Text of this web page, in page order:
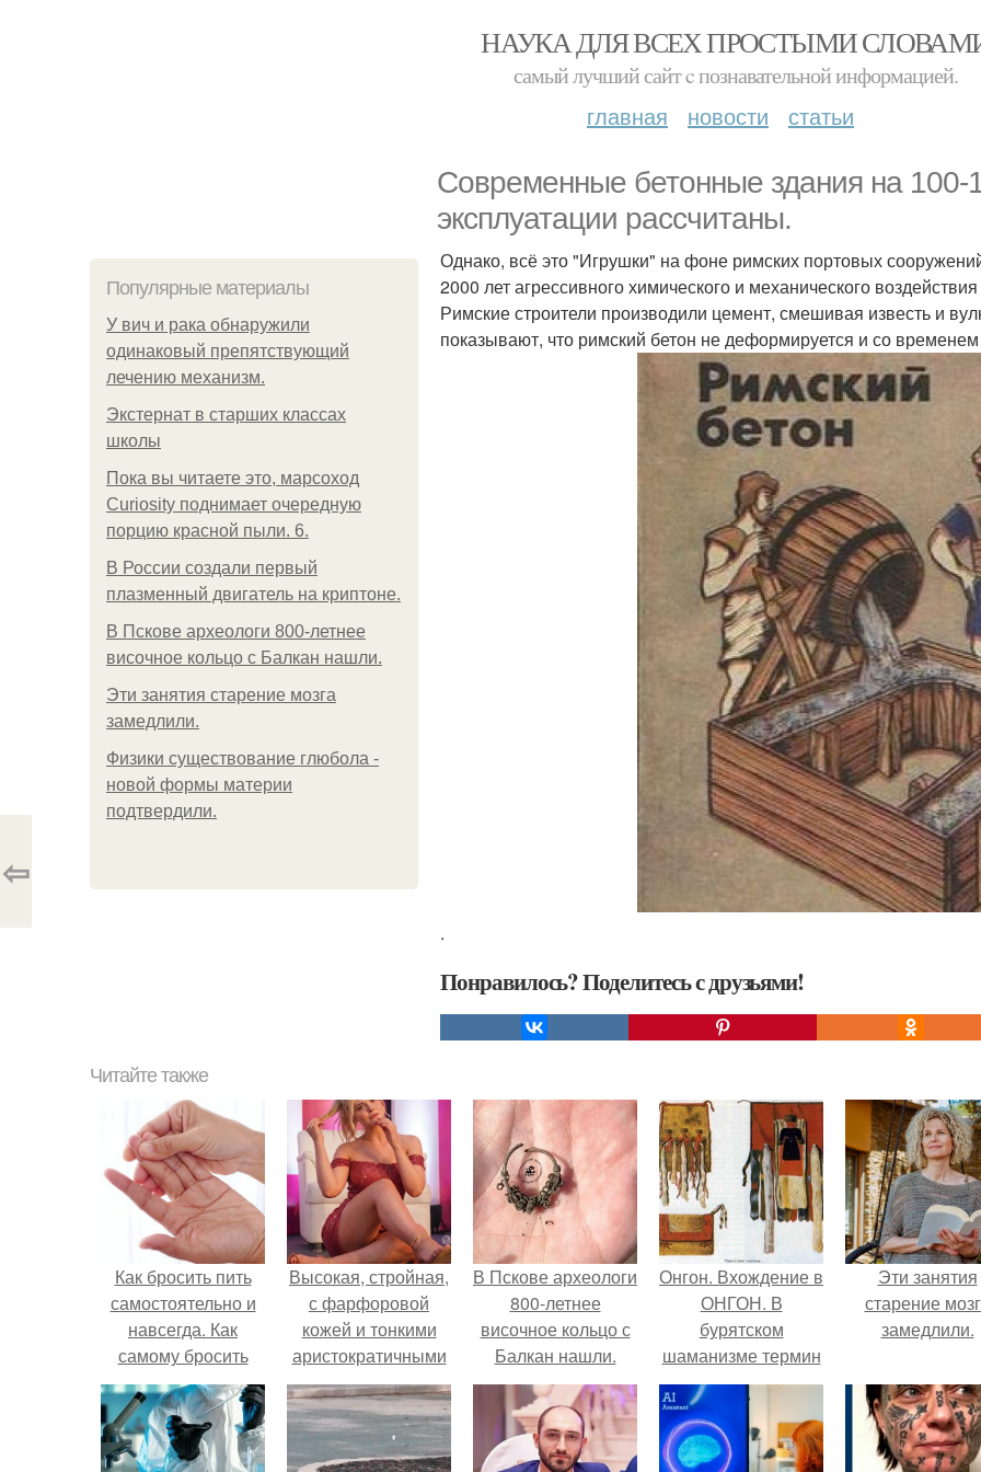
НАУКА ДЛЯ ВСЕХ ПРОСТЫМИ
самый лучший сайт c познавательной информацией.
главная новости статьи
Современные бетонные здания на 100-
эксплуатации рассчитаны.
Популярные материалы
У вич и рака обнаружили
одинаковый препятствующий
лечению механизм.
Экстернат в старших классах
школы
Пока вы читаете это, марсоход
Curiosity поднимает очередную
порцию красной пыли. 6.
В России создали первый
плазменный двигатель на криптоне.
В Пскове археологи 800-летнее
височное кольцо с Балкан нашли.
Эти занятия старение мозга
замедлили.
Физики существование глюбола -
новой формы материи
подтвердили.
Однако, всё это "Игрушки" на фоне римских портовых
2000 лет агрессивного химического и механического
Римские строители производили цемент, смешивая известь и
показывают, что римский бетон не деформируется и со временем
.
Понравилось? Поделитесь с друзьями!
⇦
Читайте также
Как бросить пить
самостоятельно и
навсегда. Как
самому бросить
пить спиртное:
первые шаги
Высокая, стройная,
с фарфоровой
кожей и тонкими
аристократичными
чертами, эль
выглядит так, будто
сошла с полотна
художника.
В Пскове археологи
800-летнее
височное кольцо с
Балкан нашли.
Онгон. Вхождение в
ОНГОН. В
бурятском
шаманизме термин
онгон означает
"Божество, дух".
Эти занятия
старение
замедлили.